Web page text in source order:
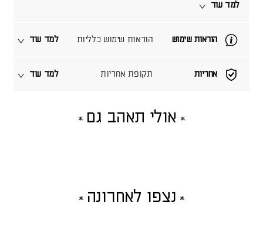
אחריות תקופת אחריות למד עוד
הוראות שימוש הוראות שימוש כלליות למד עוד
למד עוד
אולי תאהב גם
נצפו לאחרונה